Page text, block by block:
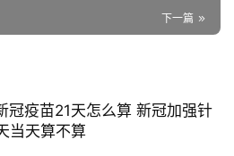
下一篇
冠疫苗21天怎么算 新冠加强针
当天算不算